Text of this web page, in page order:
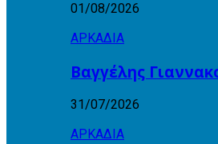
01/08/2026
ΑΡΚΑΔΙΑ
Βαγγέλης
31/07/2026
ΑΡΚΑΔΙΑ